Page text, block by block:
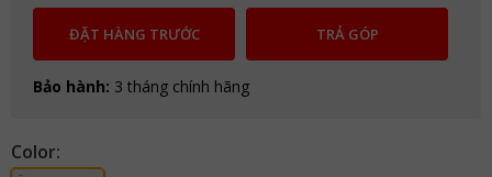
ĐẶT HÀNG TRƯỚC TRẢ GÓP
Bảo hành: 3 tháng chính hãng
Color: